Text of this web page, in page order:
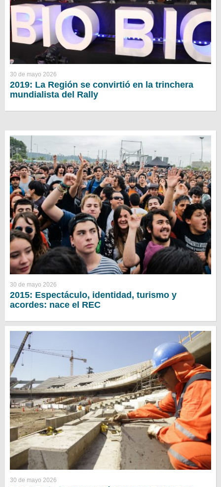
30 de mayo 2026
2019: La Región se convirtió en la trinchera
mundialista del Rally
30 de mayo 2026
2015: Espectáculo, identidad, turismo y
acordes: nace el REC
30 de mayo 2026